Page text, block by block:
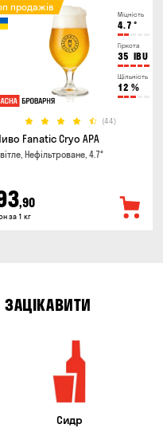
Міцність
4.7 °
Гіркота
35 IBU
Щільність
12 %
(44)
продажів
Fanatic Cryo APA
Нефільтроване, 4.7°
,90
за 1 кг
Сидр